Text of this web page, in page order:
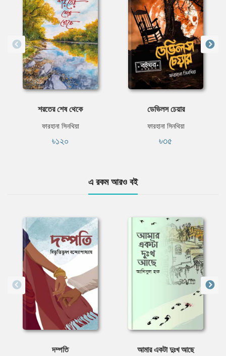
শরতের শেষ থেকে
ফারহানা সিনথিয়া
৳১২০
ডেভিলস চেয়ার
ফারহানা সিনথিয়া
৳৩৫
এ রকম আরও বই
দম্পতি আমার একটা দুঃখ আছে